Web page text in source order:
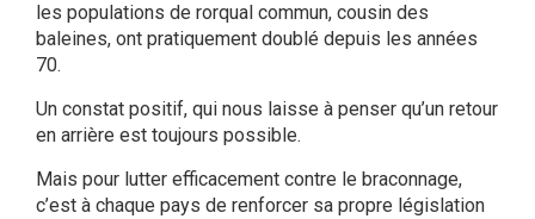
les populations de rorqual commun, cousin des
baleines, ont pratiquement doublé depuis les années
70.
Un constat positif, qui nous laisse à penser qu’un retour
en arrière est toujours possible.
Mais pour lutter efficacement contre le braconnage,
c’est à chaque pays de renforcer sa propre législation